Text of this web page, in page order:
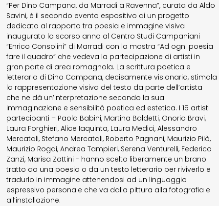
“Per Dino Campana, da Marradi a Ravenna”, curata da Aldo
Savini, è il secondo evento espositivo di un progetto
dedicato al rapporto tra poesia e immagine visiva
inaugurato lo scorso anno al Centro Studi Campaniani
“Enrico Consolini” di Marradi con la mostra “Ad ogni poesia
fare il quadro” che vedeva la partecipazione di artisti in
gran parte di area romagnola. La scrittura poetica e
letteraria di Dino Campana, decisamente visionaria, stimola
la rappresentazione visiva del testo da parte dell’artista
che ne dà un’interpretazione secondo la sua
immaginazione e sensibilità poetica ed estetica. I 15 artisti
partecipanti – Paola Babini, Martina Baldetti, Onorio Bravi,
Laura Forghieri, Alice Iaquinta, Laura Medici, Alessandro
Mercatali, Stefano Mercatali, Roberto Pagnani, Maurizio Pilò,
Maurizio Rogai, Andrea Tampieri, Serena Venturelli, Federico
Zanzi, Marisa Zattini - hanno scelto liberamente un brano
tratto da una poesia o da un testo letterario per riviverlo e
tradurlo in immagine attenendosi ad un linguaggio
espressivo personale che va dalla pittura alla fotografia e
all’installazione.